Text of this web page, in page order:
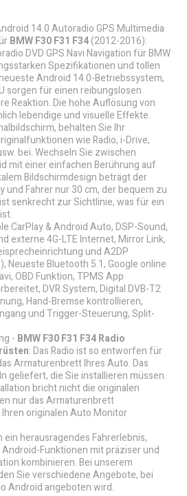
14.0 Autoradio GPS Multimedia
BMW F30 F31 F34(2012-2016):
DVD GPS Navi Navigation für BMW
Spezifikationen und tollen
Android 14.0-Betriebssystem,
sorgen für einen reibungslosen
Reaktion. Die hohe Auflösung von
lebendige und visuelle Effekte.
behalten Sie Ihr
wie Radio, i-Drive,
bei. Wechseln Sie zwischen
mit einer einfachen Berührung auf
Bildschirmdesign beträgt der
und Fahrer nur 30 cm, der bequem zu
senkrecht zur Sichtlinie, was für ein
CarPlay & Android Auto, DSP-Sound,
externe 4G-LTE Internet, Mirror Link,
und A2DP
Neueste Bluetooth 5.1, Google online
OBD Funktion, TPMS App
DVR System, Digital DVB-T2
Hand-Bremse kontrollieren,
und Trigger-Steuerung, Split-
- BMW F30 F31 F34 Radio
: Das Radio ist so entworfen für
Armaturenbrett Ihres Auto. Das
geliefert, die Sie installieren müssen.
bricht nicht die originalen
nur das Armaturenbrett
originalen Auto Monitor
herausragendes Fahrerlebnis,
Funktionen mit präziser und
kombinieren. Bei unserem
Sie verschiedene Angebote, bei
Android angeboten wird.